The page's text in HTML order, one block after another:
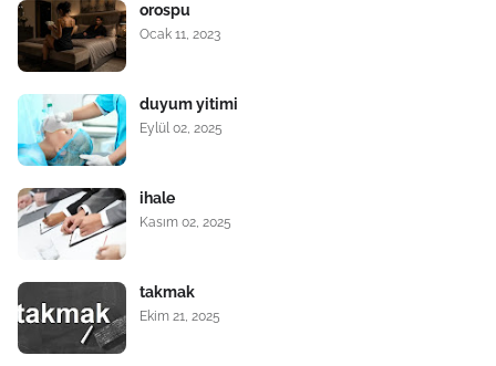
orospu
Ocak 11, 2023
duyum yitimi
Eylül 02, 2025
ihale
Kasım 02, 2025
takmak
Ekim 21, 2025